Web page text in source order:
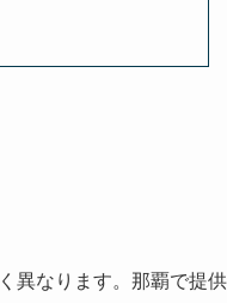
異なります。那覇で提供